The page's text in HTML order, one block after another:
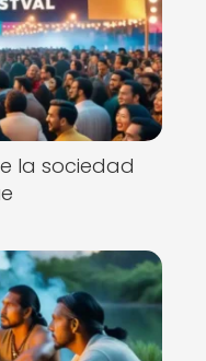
la sociedad